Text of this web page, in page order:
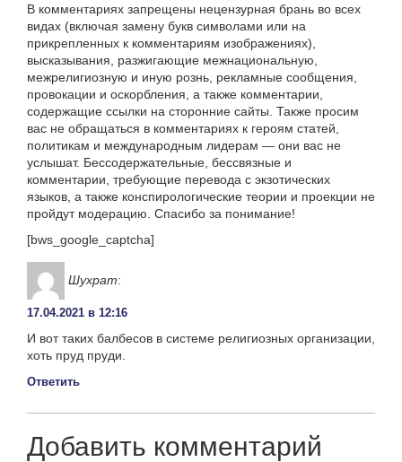
В комментариях запрещены нецензурная брань во всех
видах (включая замену букв символами или на
прикрепленных к комментариям изображениях),
высказывания, разжигающие межнациональную,
межрелигиозную и иную рознь, рекламные сообщения,
провокации и оскорбления, а также комментарии,
содержащие ссылки на сторонние сайты. Также просим
вас не обращаться в комментариях к героям статей,
политикам и международным лидерам — они вас не
услышат. Бессодержательные, бессвязные и
комментарии, требующие перевода с экзотических
языков, а также конспирологические теории и проекции не
пройдут модерацию. Спасибо за понимание!
[bws_google_captcha]
Шухрат:
17.04.2021 в 12:16
И вот таких балбесов в системе религиозных организации,
хоть пруд пруди.
Ответить
Добавить комментарий